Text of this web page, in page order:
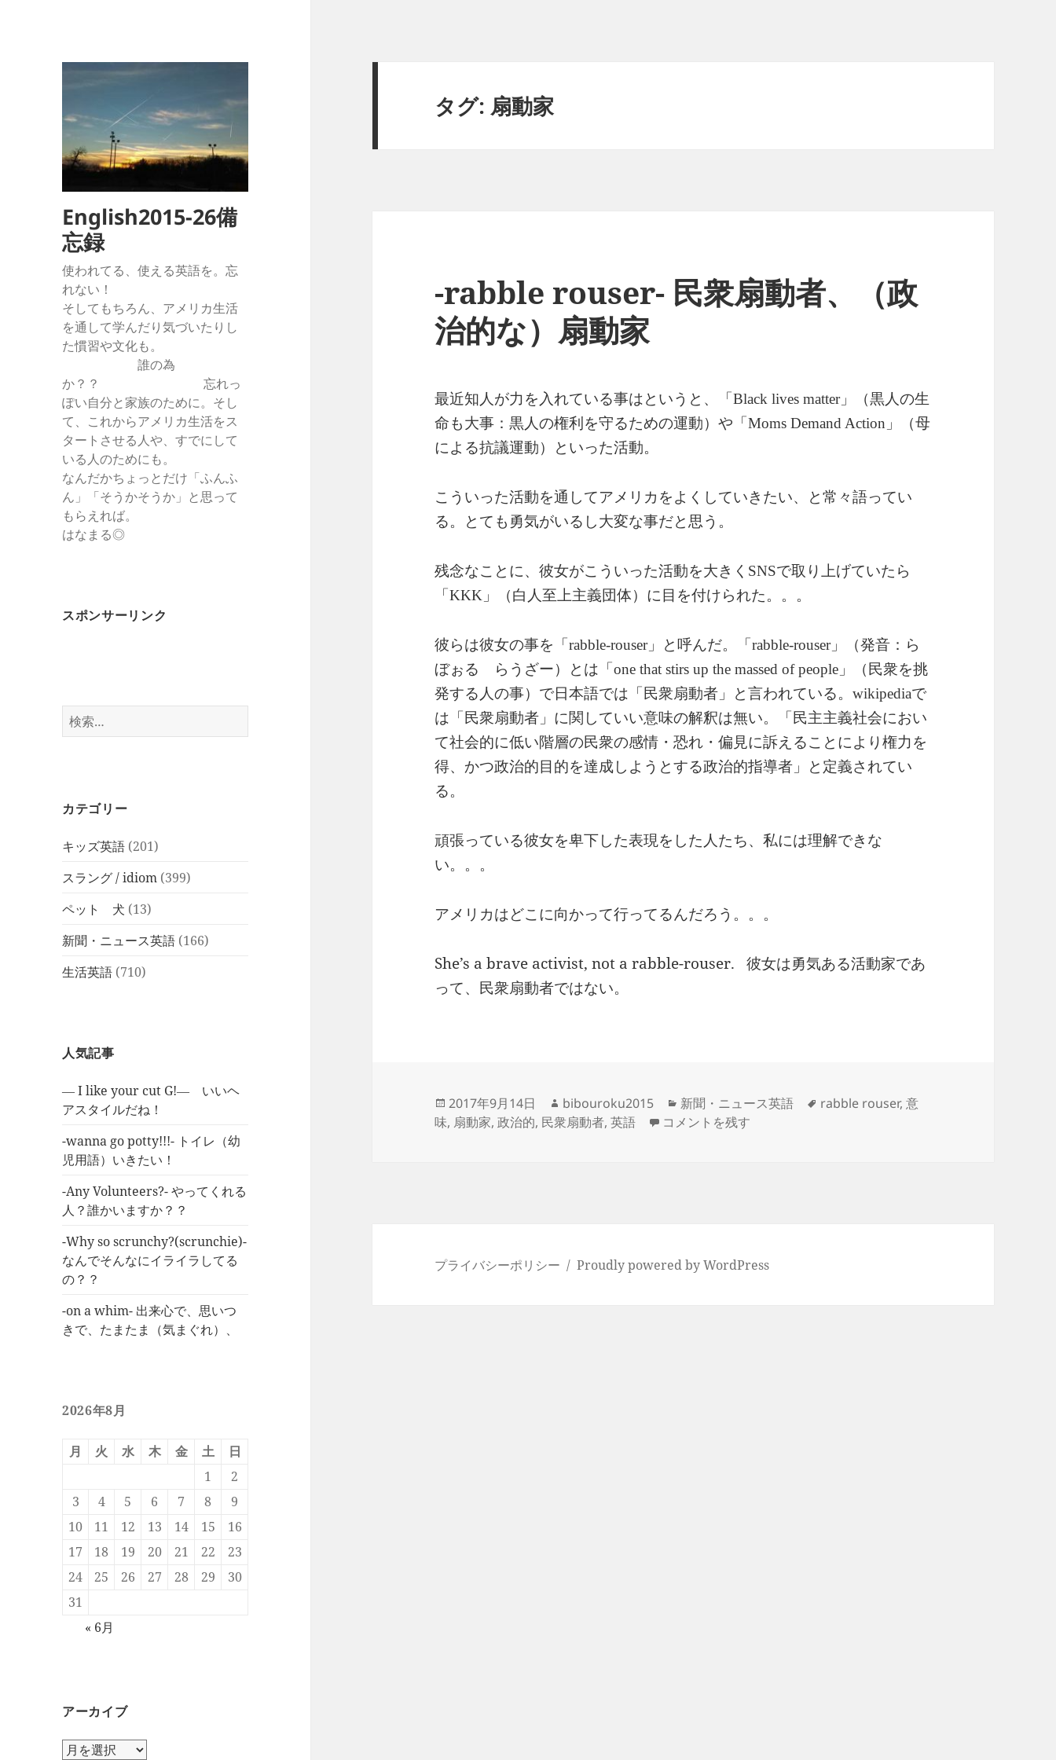
English2015-26備
忘録
使われてる、使える英語を。忘
れない！
そしてもちろん、アメリカ生活
を通して学んだり気づいたりし
た慣習や文化も。
誰の為
か？？ 忘れっ
ぽい自分と家族のために。そし
て、これからアメリカ生活をス
タートさせる人や、すでにして
いる人のためにも。
なんだかちょっとだけ「ふんふ
ん」「そうかそうか」と思って
もらえれば。
はなまる◎
スポンサーリンク
検
索:
カテゴリー
キッズ英語 (201)
スラング / idiom (399)
ペット 犬 (13)
新聞・ニュース英語 (166)
生活英語 (710)
人気記事
― I like your cut G!― いいヘ
アスタイルだね！
-wanna go potty!!!- トイレ（幼
児用語）いきたい！
-Any Volunteers?- やってくれる
人？誰かいますか？？
-Why so scrunchy?(scrunchie)-
なんでそんなにイライラしてる
の？？
-on a whim- 出来心で、思いつ
きで、たまたま（気まぐれ）、
2026年8月
月 火 水 木 金 土
日
1
2
3
4 5 6 7 8
9
10
11 12 13 14 15
16
17
18 19 20 21 22
23
24
25 26 27 28 29
30
31
« 6月
アーカイブ
ア
タグ: 扇動家
-rabble rouser- 民衆扇動者、（政
治的な）扇動家
最近知人が力を入れている事はというと、「Black lives matter」（黒人の生
命も大事：黒人の権利を守るための運動）や「Moms Demand Action 」（母
による抗議運動）といった活動。
こういった活動を通してアメリカをよくしていきたい、と常々語ってい
る。とても勇気がいるし大変な事だと思う。
残念なことに、彼女がこういった活動を大きく SNSで取り上げていたら
「KKK 」（白人至上主義団体）に目を付けられた。。。
彼らは彼女の事を「rabble-rouser」と呼んだ。「rabble-rouser」（発音：ら
ぼぉる らうざー）とは「one that stirs up the massed of people 」（民衆を挑
発する人の事）で日本語では「民衆扇動者」と言われている。wikipediaで
は「民衆扇動者」に関していい意味の解釈は無い。「民主主義社会におい
て社会的に低い階層の民衆の感情・恐れ・偏見に訴えることにより権力を
得、かつ政治的目的を達成しようとする政治的指導者」と定義されてい
る。
頑張っている彼女を卑下した表現をした人たち、私には理解できな
い。。。
アメリカはどこに向かって行ってるんだろう。。。
She’s a brave activist, not a rabble-rouser. 彼女は勇気ある活動家であ
って、民衆扇動者ではない。
投
稿
2017年9月14日
作
成
bibouroku2015
カ
テ
新聞・ニュース英語
タ
rabble rouser,意
味, 扇動家,政治的, 民衆扇動者,英語 -rabble rouser- 民衆扇動者、（政治的な）扇動家 に
コメントを残す
プライバシーポリシー Proudly powered by WordPress